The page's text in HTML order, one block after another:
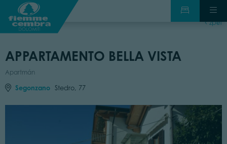
zpět
APPARTAMENTO BELLA VISTA
Apartmán
Segonzano Stedro, 77